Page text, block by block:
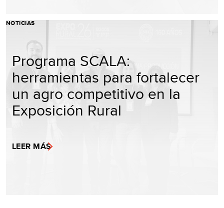
NOTICIAS
Programa SCALA:
herramientas para fortalecer
un agro competitivo en la
Exposición Rural
LEER MÁS